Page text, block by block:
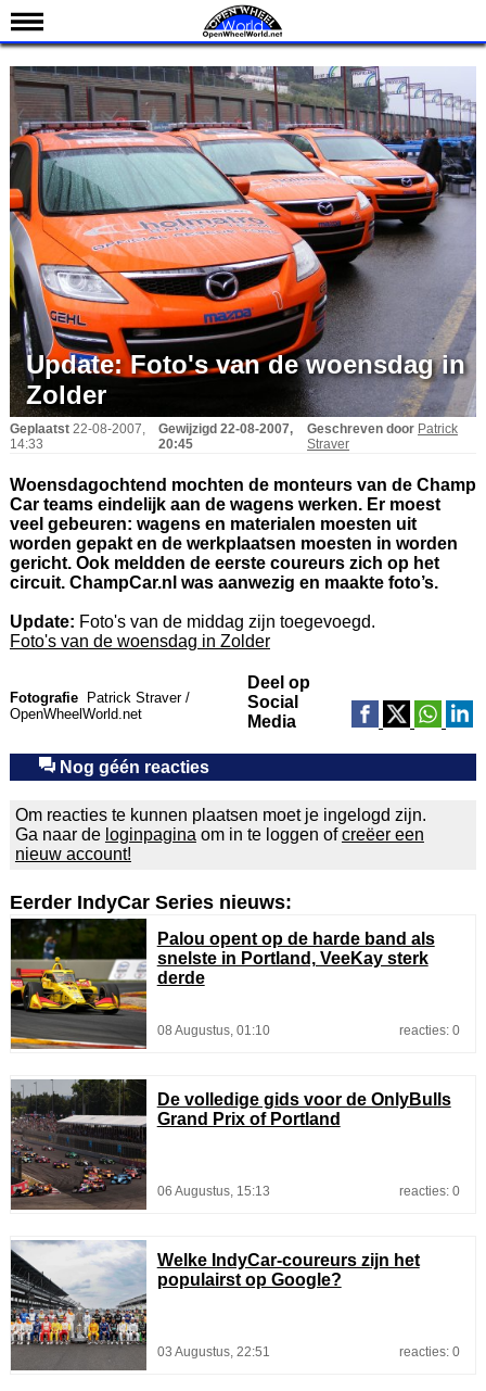
Nieuws
Kalender
Uitslagen
Standen
Coureurs
Teams
IndyCar 101
Indy 500
English
Update:Foto's van de woensdag in
Zolder
Geplaatst 22-08-2007,
14:33
Gewijzigd 22-08-2007,
20:45
Geschreven door Patrick
Straver
Woensdagochtend mochten de monteurs van de Champ
Car teams eindelijk aan de wagens werken. Er moest
veel gebeuren: wagens en materialen moesten uit
worden gepakt en de werkplaatsen moesten in worden
gericht. Ook meldden de eerste coureurs zich op het
circuit. ChampCar.nl was aanwezig en maakte foto’s.
Update: Foto's van de middag zijn toegevoegd.
Foto's van de woensdag in Zolder
Fotografie
Patrick Straver /
OpenWheelWorld.net
Deel op
Social
Media
Nog géén reacties
Om reacties te kunnen plaatsen moet je ingelogd zijn.
Ga naar de loginpagina om in te loggen ofcreëer een
nieuw account!
Eerder IndyCar Series nieuws:
Palou opent op de harde band als
snelste in Portland, VeeKay sterk
derde
08 Augustus, 01:10 reacties: 0
De volledige gids voor de OnlyBulls
Grand Prix of Portland
06 Augustus, 15:13 reacties: 0
Welke IndyCar-coureurs zijn het
populairst op Google?
03 Augustus, 22:51 reacties: 0